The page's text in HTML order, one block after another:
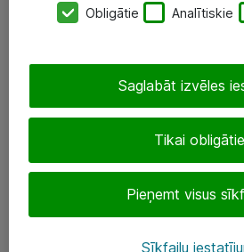
Darba vietu IT risinājumi
+(371) 67 81 90 50
eShop@atea.lv
Obligātie Analītiskie
Tikai obligātie
Pieņemt visus
Saglabāt izvēles
Sīkfailu